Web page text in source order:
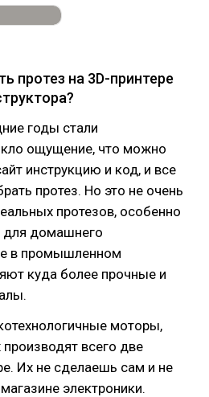
протез на 3D-принтере
годы стали
ощущение, что можно
инструкцию и код, и все
протез. Но это не очень
протезов, особенно
для домашнего
в промышленном
куда более прочные и
моторы,
всего две
Их не сделаешь сам и не
электроники.